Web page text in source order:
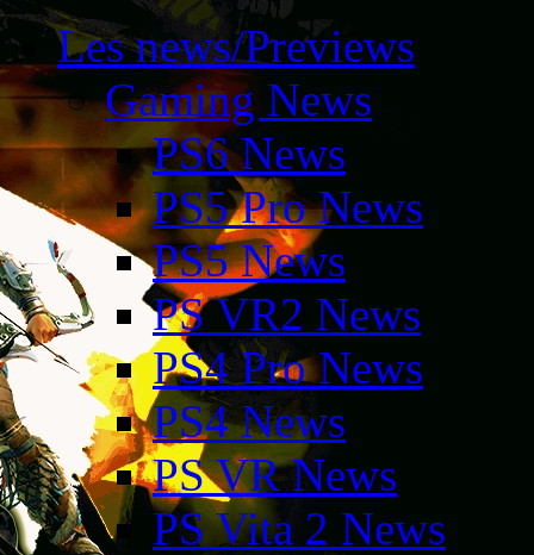
Les news/Previews
Gaming News
PS6 News
PS5 Pro News
PS5 News
PS VR2 News
PS4 Pro News
PS4 News
PS VR News
PS Vita 2 News